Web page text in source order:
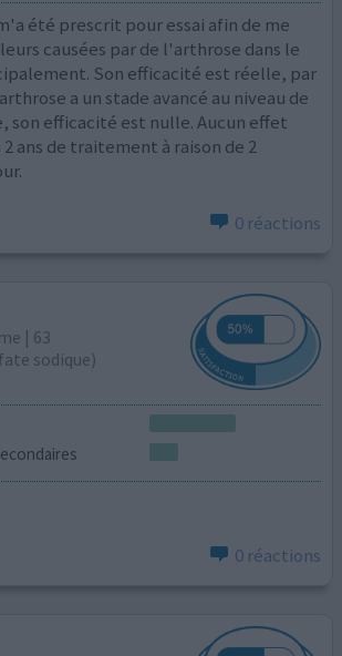
été prescrit pour essai afin de me
causées par de l'arthrose dans le
Son efficacité est réelle, par
a un stade avancé au niveau de
son efficacité est nulle. Aucun effet
ans de traitement à raison de 2
0 réactions
| 63
sodique)
0 réactions